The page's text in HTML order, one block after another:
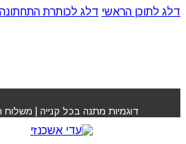
דלג לתוכן הראשי דלג לכותרת התחתונה
דוגמיות מתנה בכל קנייה | משלוח
צבעים מבית קוריוליס